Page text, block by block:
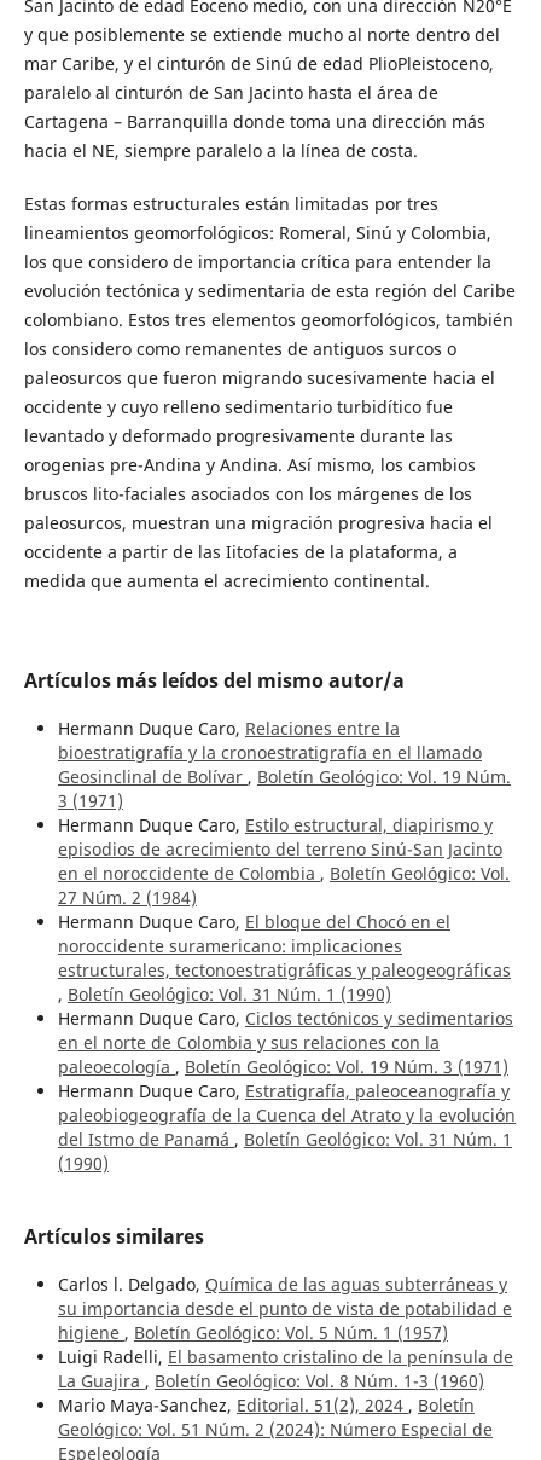
San Jacinto de edad Eoceno medio, con una dirección N20°E
y que posiblemente se extiende mucho al norte dentro del
mar Caribe, y el cinturón de Sinú de edad PlioPleistoceno,
paralelo al cinturón de San Jacinto hasta el área de
Cartagena – Barranquilla donde toma una dirección más
hacia el NE, siempre paralelo a la línea de costa.
Estas formas estructurales están limitadas por tres
lineamientos geomorfológicos: Romeral, Sinú y Colombia,
los que considero de importancia crítica para entender la
evolución tectónica y sedimentaria de esta región del Caribe
colombiano. Estos tres elementos geomorfológicos, también
los considero como remanentes de antiguos surcos o
paleosurcos que fueron migrando sucesivamente hacia el
occidente y cuyo relleno sedimentario turbidítico fue
levantado y deformado progresivamente durante las
orogenias pre-Andina y Andina. Así mismo, los cambios
bruscos lito-faciales asociados con los márgenes de los
paleosurcos, muestran una migración progresiva hacia el
occidente a partir de las Iitofacies de la plataforma, a
medida que aumenta el acrecimiento continental.
Artículos más leídos del mismo autor/a
Hermann Duque Caro, Relaciones entre la
bioestratigrafía y la cronoestratigrafía en el llamado
Geosinclinal de Bolívar , Boletín Geológico: Vol. 19 Núm.
3 (1971)
Hermann Duque Caro, Estilo estructural, diapirismo y
episodios de acrecimiento del terreno Sinú-San Jacinto
en el noroccidente de Colombia , Boletín Geológico: Vol.
27 Núm. 2 (1984)
Hermann Duque Caro, El bloque del Chocó en el
noroccidente suramericano: implicaciones
estructurales, tectonoestratigráficas y paleogeográficas
, Boletín Geológico: Vol. 31 Núm. 1 (1990)
Hermann Duque Caro, Ciclos tectónicos y sedimentarios
en el norte de Colombia y sus relaciones con la
paleoecología , Boletín Geológico: Vol. 19 Núm. 3 (1971)
Hermann Duque Caro, Estratigrafía, paleoceanografía y
paleobiogeografía de la Cuenca del Atrato y la evolución
del Istmo de Panamá , Boletín Geológico: Vol. 31 Núm. 1
(1990)
Artículos similares
Carlos l. Delgado, Química de las aguas subterráneas y
su importancia desde el punto de vista de potabilidad e
higiene , Boletín Geológico: Vol. 5 Núm. 1 (1957)
Luigi Radelli, El basamento cristalino de la península de
La Guajira , Boletín Geológico: Vol. 8 Núm. 1-3 (1960)
Mario Maya-Sanchez, Editorial. 51(2), 2024 , Boletín
Geológico: Vol. 51 Núm. 2 (2024): Número Especial de
Espeleología